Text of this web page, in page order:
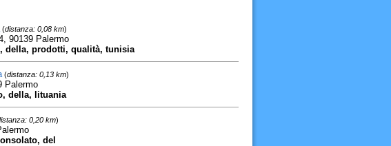
(distanza: 0,08 km)
90139 Palermo
della, prodotti, qualità, tunisia
(distanza: 0,13 km)
Palermo
della, lituania
0,20 km)
del